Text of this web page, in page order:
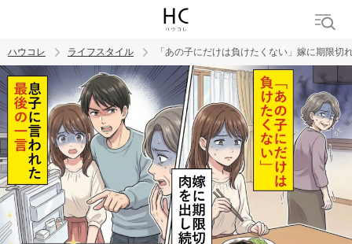
トレンド ワード
ハウコレ ライフスタイル 「あの子にだけは負けたくない」嫁に期限